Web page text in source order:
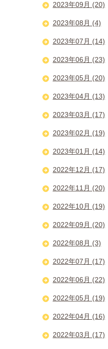
2023年09月 (20)
2023年08月 (4)
2023年07月 (14)
2023年06月 (23)
2023年05月 (20)
2023年04月 (13)
2023年03月 (17)
2023年02月 (19)
2023年01月 (14)
2022年12月 (17)
2022年11月 (20)
2022年10月 (19)
2022年09月 (20)
2022年08月 (3)
2022年07月 (17)
2022年06月 (22)
2022年05月 (19)
2022年04月 (16)
2022年03月 (17)